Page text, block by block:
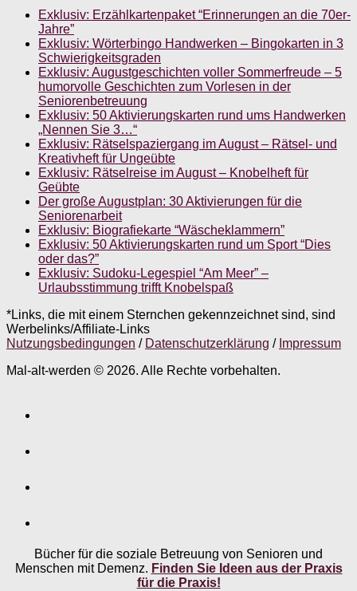
Exklusiv: Erzählkartenpaket “Erinnerungen an die 70er-
Jahre”
Exklusiv: Wörterbingo Handwerken – Bingokarten in 3
Schwierigkeitsgraden
Exklusiv: Augustgeschichten voller Sommerfreude – 5
humorvolle Geschichten zum Vorlesen in der
Seniorenbetreuung
Exklusiv: 50 Aktivierungskarten rund ums Handwerken
„Nennen Sie 3…“
Exklusiv: Rätselspaziergang im August – Rätsel- und
Kreativheft für Ungeübte
Exklusiv: Rätselreise im August – Knobelheft für
Geübte
Der große Augustplan: 30 Aktivierungen für die
Seniorenarbeit
Exklusiv: Biografiekarte “Wäscheklammern”
Exklusiv: 50 Aktivierungskarten rund um Sport “Dies
oder das?”
Exklusiv: Sudoku-Legespiel “Am Meer” –
Urlaubsstimmung trifft Knobelspaß
*Links, die mit einem Sternchen gekennzeichnet sind, sind
Werbelinks/Affiliate-Links
Nutzungsbedingungen / Datenschutzerklärung / Impressum
Mal-alt-werden © 2026. Alle Rechte vorbehalten.
Bücher für die soziale Betreuung von Senioren und
Menschen mit Demenz. Finden Sie Ideen aus der Praxis
für die Praxis!